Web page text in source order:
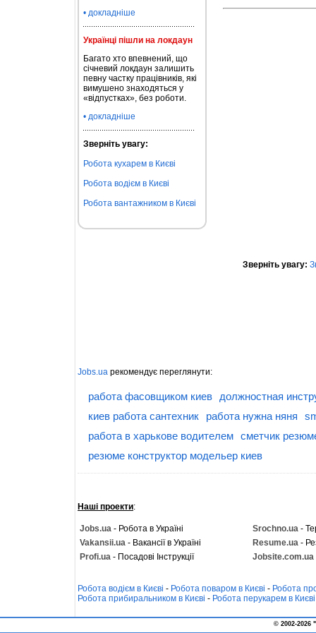
• докладніше
Українці пішли на локдаун
Багато хто впевнений, що
січневий локдаун залишить
певну частку працівників, які
вимушено знаходяться у
«відпустках», без роботи.
• докладніше
Зверніть увагу:
Робота кухарем в Києві
Робота водієм в Києві
Робота вантажником в Києві
Зверніть увагу:
Jobs.ua рекомендує переглянути:
работа фасовщиком киев
должностная
киев работа сантехник
работа нужна няня
работа в харькове водителем сметчик
резюме конструктор модельер киев
Наші проекти:
Jobs.ua - Робота в Україні Srochno.ua -
Vakansii.ua - Вакансії в Україні Resume.ua -
Profi.ua - Посадові Інструкції Jobsite.com.ua
Робота водієм в Києві - Робота поваром в Києві - Робота
Робота прибиральником в Києві - Робота перукарем в Києві
© 2002-2026